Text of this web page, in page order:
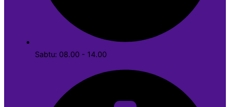
Sabtu: 08.00 - 14.00